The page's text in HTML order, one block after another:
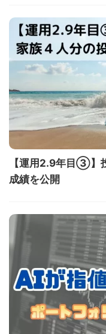
【運用2.9年目③】
成績を公開